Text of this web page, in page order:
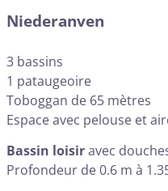
Niederanven
3 bassins
1 pataugeoire
Toboggan de 65 mètres
Espace avec pelouse et
Bassin loisiravec
Profondeur de 0.6 m à